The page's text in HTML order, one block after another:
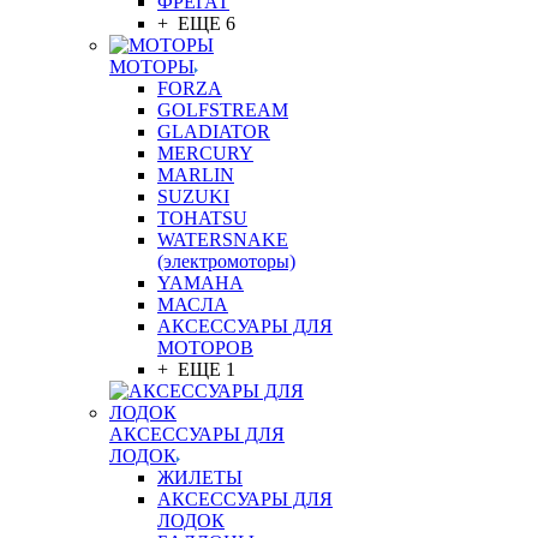
+ ЕЩЕ 6
МОТОРЫ
FORZA
GOLFSTREAM
GLADIATOR
MERCURY
MARLIN
SUZUKI
TOHATSU
WATERSNAKE
(электромоторы)
YAMAHA
МАСЛА
АКСЕССУАРЫ ДЛЯ
МОТОРОВ
+ ЕЩЕ 1
АКСЕССУАРЫ ДЛЯ
ЛОДОК
ЖИЛЕТЫ
АКСЕССУАРЫ ДЛЯ
ЛОДОК